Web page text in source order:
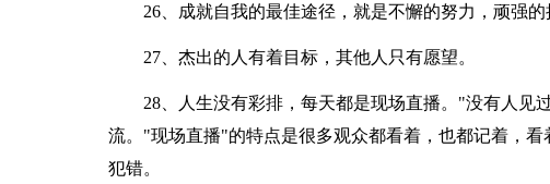
26、成就自我的最佳途径，就是不懈的努力，顽强的
27、杰出的人有着目标，其他人只有愿望。
28、人生没有彩排，每天都是现场直播。"没有人见
流。"现场直播"的特点是很多观众都看着，也都记着，
犯错。